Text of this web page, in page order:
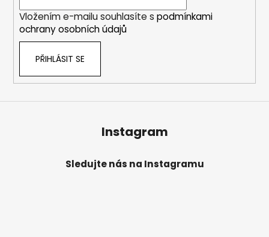
Vložením e-mailu souhlasíte s podmínkami
ochrany osobních údajů
PŘIHLÁSIT SE
Instagram
Sledujte nás na Instagramu